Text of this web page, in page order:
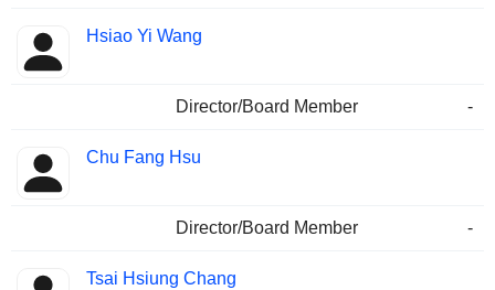
Hsiao Yi Wang
Director/Board Member -
Chu Fang Hsu
Director/Board Member -
Tsai Hsiung Chang